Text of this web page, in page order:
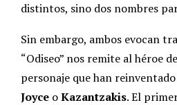
distintos, sino dos nombres
Sin embargo, ambos evocan
“Odiseo” nos remite al héroe
personaje que han reinventado
Joyce oKazantzakis. El